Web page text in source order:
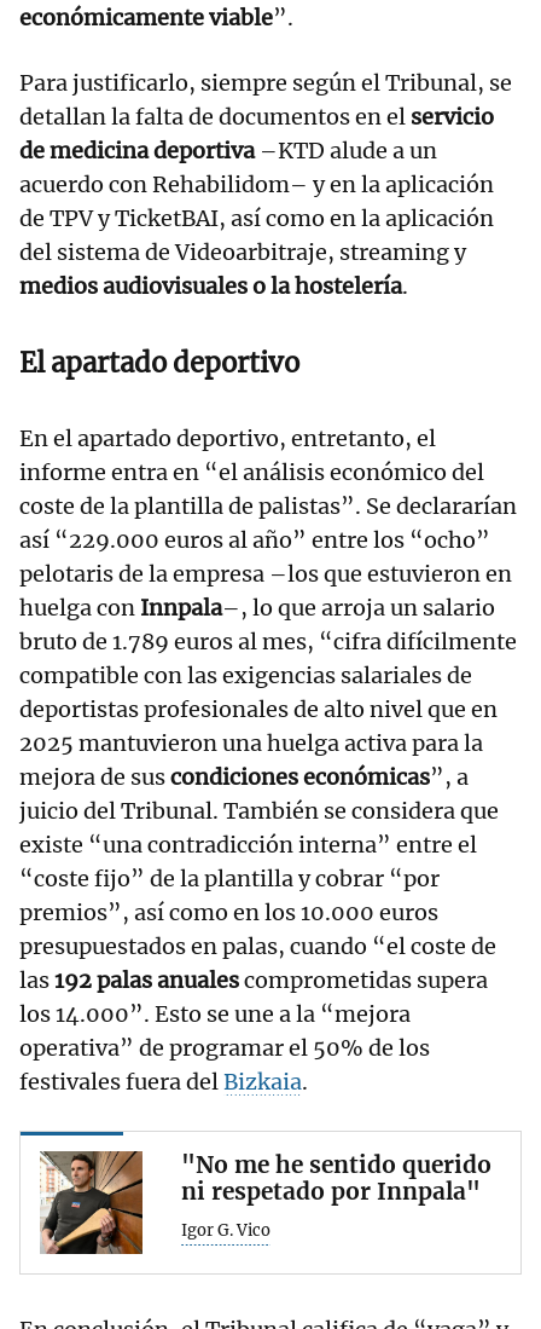
económicamente viable”.
Para justificarlo, siempre según el Tribunal, se
detallan la falta de documentos en el servicio
de medicina deportiva –KTD alude a un
acuerdo con Rehabilidom– y en la aplicación
de TPV y TicketBAI, así como en la aplicación
del sistema de Videoarbitraje, streaming y
medios audiovisuales o la hostelería.
El apartado deportivo
En el apartado deportivo, entretanto, el
informe entra en “el análisis económico del
coste de la plantilla de palistas”. Se declararían
así “229.000 euros al año” entre los “ocho”
pelotaris de la empresa –los que estuvieron en
huelga con Innpala–, lo que arroja un salario
bruto de 1.789 euros al mes, “cifra difícilmente
compatible con las exigencias salariales de
deportistas profesionales de alto nivel que en
2025 mantuvieron una huelga activa para la
mejora de suscondiciones económicas”, a
juicio del Tribunal. También se considera que
existe “una contradicción interna” entre el
“coste fijo” de la plantilla y cobrar “por
premios”, así como en los 10.000 euros
presupuestados en palas, cuando “el coste de
las192 palas anualescomprometidas supera
los 14.000”. Esto se une a la “mejora
operativa” de programar el 50% de los
festivales fuera delBizkaia.
"No me he sentido querido
ni respetado por Innpala"
Igor G. Vico